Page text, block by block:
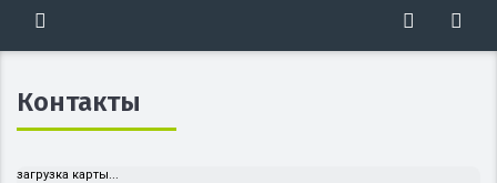
Контакты
загрузка карты...